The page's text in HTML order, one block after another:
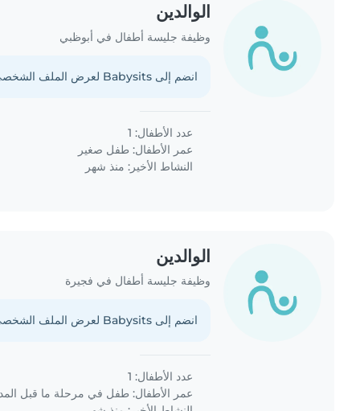
الوالدين
وظيفة جليسة أطفال في أبوظبي
انضم إلى Babysits لعرض الملف الشخصي الكامل.
عدد الأطفال: 1
عمر الأطفال: طفل صغير
النشاط الأخير: منذ شهر
الوالدين
وظيفة جليسة أطفال في فجيرة
انضم إلى Babysits لعرض الملف الشخصي الكامل.
عدد الأطفال: 1
عمر الأطفال: طفل في مرحلة ما قبل